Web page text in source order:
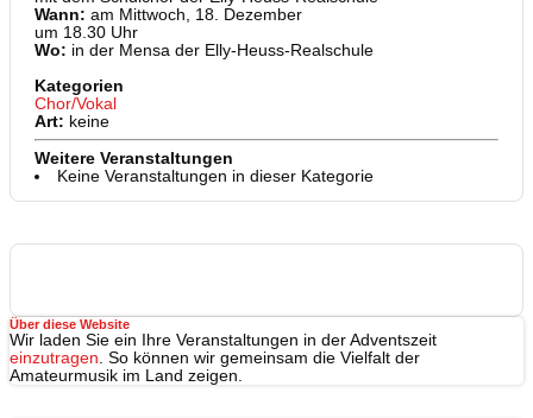
Wann: am Mittwoch, 18. Dezember
um 18.30 Uhr
Wo: in der Mensa der Elly-Heuss-Realschule
Kategorien
Chor/Vokal
Art: keine
Weitere Veranstaltungen
Keine Veranstaltungen in dieser Kategorie
Über diese Website
Wir laden Sie ein Ihre Veranstaltungen in der Adventszeit
einzutragen . So können wir gemeinsam die Vielfalt der
Amateurmusik im Land zeigen.